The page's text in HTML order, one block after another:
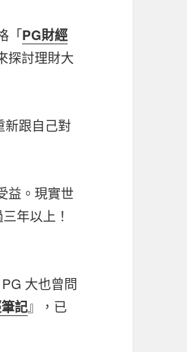
「PG財經
探討理財大
新跟自己對
益。現實世
年以上！
大也曾問
記』，已